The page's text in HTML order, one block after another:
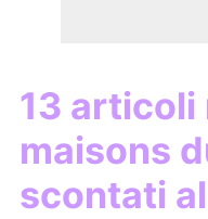
13
maisons
scontati